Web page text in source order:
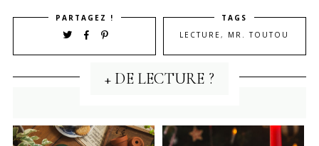
PARTAGEZ !
TAGS
LECTURE, MR. TOUTOU
+ DE LECTURE ?